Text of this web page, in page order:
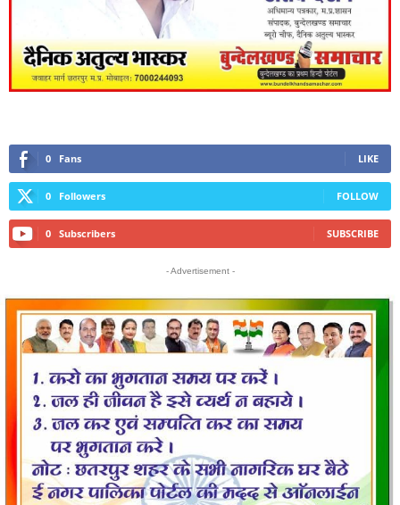
0 Fans LIKE
0 Followers FOLLOW
0 Subscribers SUBSCRIBE
- Advertisement -